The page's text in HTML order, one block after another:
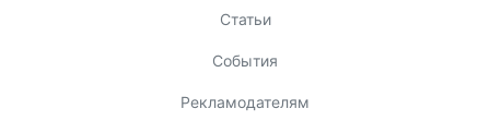
Статьи
События
Рекламодателям